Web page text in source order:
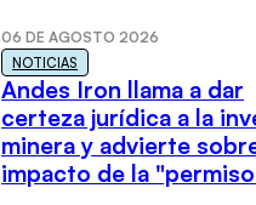
06 DE AGOSTO 2026
NOTICIAS
Andes Iron llama a dar
certeza jurídica a la
minera y advierte
impacto de la